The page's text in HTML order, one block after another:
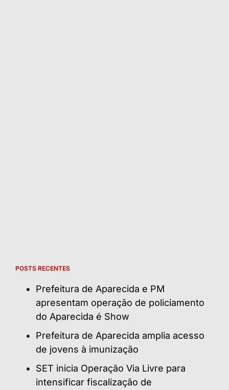
POSTS RECENTES
Prefeitura de Aparecida e PM
apresentam operação de policiamento
do Aparecida é Show
Prefeitura de Aparecida amplia acesso
de jovens à imunização
SET inicia Operação Via Livre para
intensificar fiscalização de